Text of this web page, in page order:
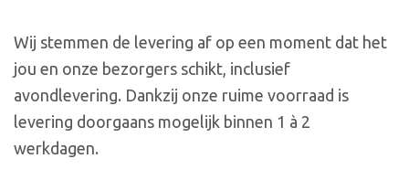
Wij stemmen de levering af op een moment dat het
jou en onze bezorgers schikt, inclusief
avondlevering. Dankzij onze ruime voorraad is
levering doorgaans mogelijk binnen 1 à 2
werkdagen.